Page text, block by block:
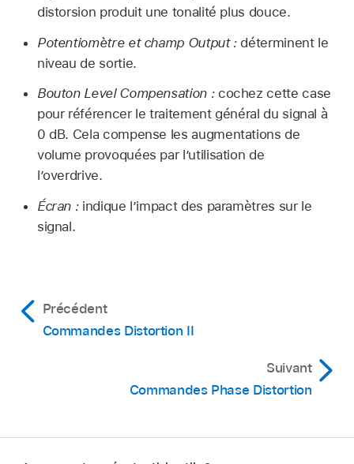
distorsion produit une tonalité plus douce.
Potentiomètre et champ Output :déterminent le
niveau de sortie.
Bouton Level Compensation :cochez cette case
pour référencer le traitement général du signal à
0 dB. Cela compense les augmentations de
volume provoquées par l’utilisation de
l’overdrive.
Écran :indique l’impact des paramètres sur le
signal.
Précédent
Commandes Distortion II
Suivant
Commandes Phase Distortion